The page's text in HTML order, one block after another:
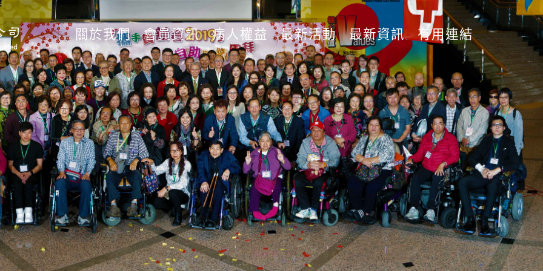
關於我們 會員資訊 病人權益 最新活動 最新資訊 有用連結